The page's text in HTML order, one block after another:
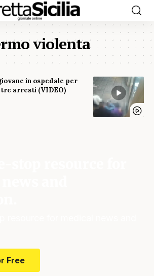
violenta
in ospedale per
arresti (VIDEO)
Free